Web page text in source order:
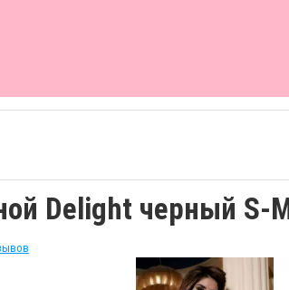
Delight черный S-